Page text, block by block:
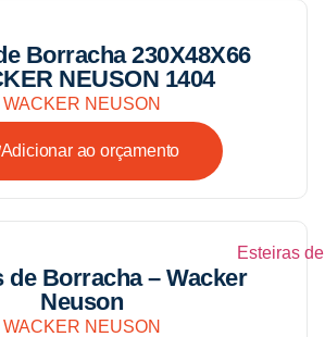
Borracha 230X48X66
NEUSON 1404
WACKER NEUSON
Adicionar ao orçamento
de Borracha – Wacker
Neuson
WACKER NEUSON